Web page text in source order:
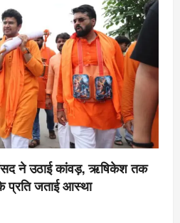
ने उठाई कांवड़, ऋषिकेश तक
प्रति जताई आस्था